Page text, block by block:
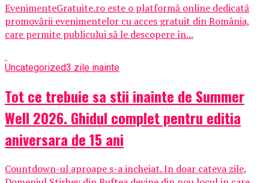
EvenimenteGratuite.ro este o platformă online dedicată
promovării evenimentelor cu acces gratuit din România,
care permite publicului să le descopere în...
Uncategorized3 zile inainte
Tot ce trebuie sa stii inainte de Summer
Well 2026. Ghidul complet pentru editia
aniversara de 15 ani
Countdown-ul aproape s-a incheiat. In doar cateva zile,